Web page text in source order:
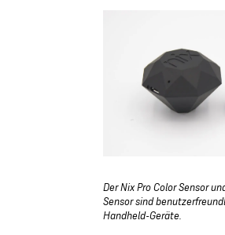
Der Nix Pro Color Sensor
Sensor sind
Handheld-Geräte.